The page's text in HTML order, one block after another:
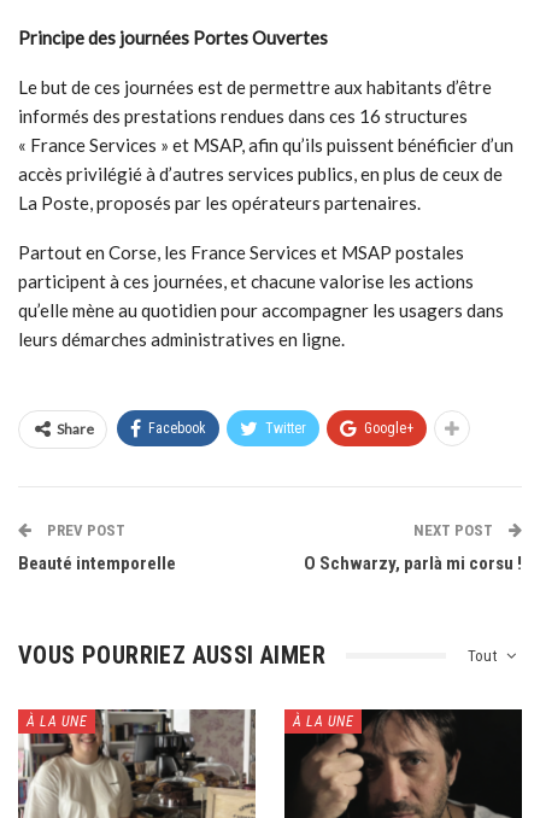
Principe des journées Portes Ouvertes
Le but de ces journées est de permettre aux habitants d’être
informés des prestations rendues dans ces 16 structures
« France Services » et MSAP, afin qu’ils puissent bénéficier d’un
accès privilégié à d’autres services publics, en plus de ceux de
La Poste, proposés par les opérateurs partenaires.
Partout en Corse, les France Services et MSAP postales
participent à ces journées, et chacune valorise les actions
qu’elle mène au quotidien pour accompagner les usagers dans
leurs démarches administratives en ligne.
Share Facebook Twitter Google+
PREV POST
Beauté intemporelle
NEXT POST
O Schwarzy, parlà mi corsu !
Tout
VOUS POURRIEZ AUSSI AIMER
À LA UNE À LA UNE